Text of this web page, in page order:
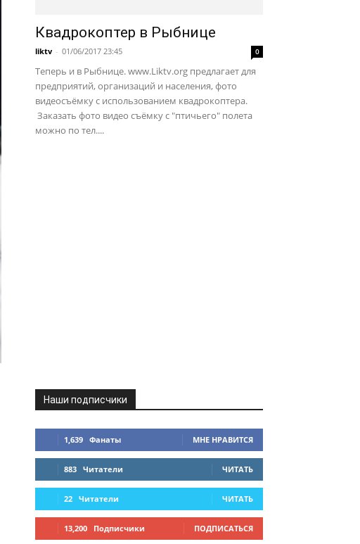
Квадрокоптер в Рыбнице
liktv - 01/06/2017 23:45 0
Теперь и в Рыбнице. www.Liktv.org предлагает для
предприятий, организаций и населения, фото
видеосъёмку с использованием квадрокоптера.
Заказать фото видео съёмку с "птичьего" полета
можно по тел....
Наши подписчики
1,639 Фанаты МНЕ НРАВИТСЯ
883 Читатели ЧИТАТЬ
22 Читатели ЧИТАТЬ
13,200 Подписчики ПОДПИСАТЬСЯ